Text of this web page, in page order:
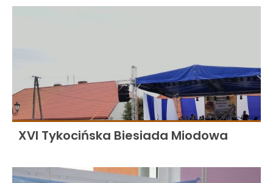
XVI Tykocińska Biesiada Miodowa